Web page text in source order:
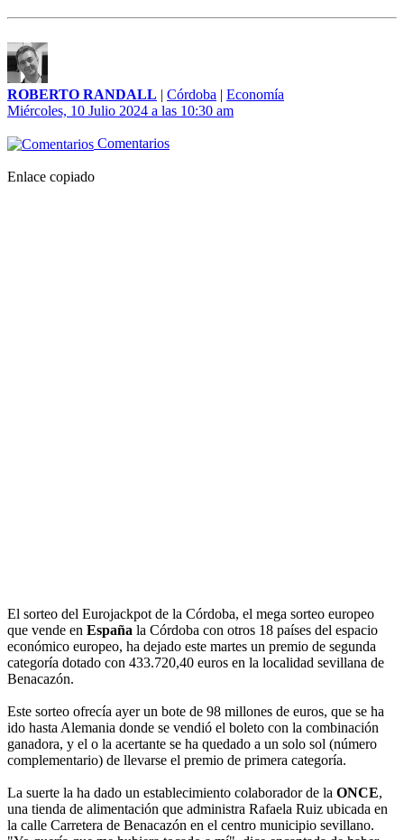
ROBERTO RANDALL | Córdoba | Economía
Miércoles, 10 Julio 2024 a las 10:30 am
Comentarios
Enlace copiado
El sorteo del Eurojackpot de la Córdoba, el mega sorteo europeo
que vende en España la Córdoba con otros 18 países del espacio
económico europeo, ha dejado este martes un premio de segunda
categoría dotado con 433.720,40 euros en la localidad sevillana de
Benacazón.
Este sorteo ofrecía ayer un bote de 98 millones de euros, que se ha
ido hasta Alemania donde se vendió el boleto con la combinación
ganadora, y el o la acertante se ha quedado a un solo sol (número
complementario) de llevarse el premio de primera categoría.
La suerte la ha dado un establecimiento colaborador de la ONCE,
una tienda de alimentación que administra Rafaela Ruiz ubicada en
la calle Carretera de Benacazón en el centro municipio sevillano.